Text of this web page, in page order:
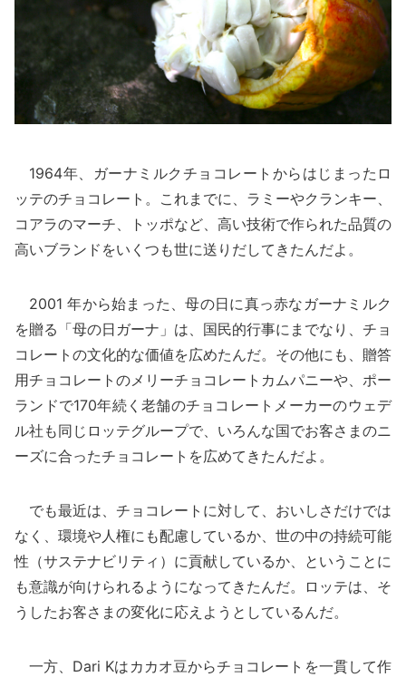
1964年、ガーナミルクチョコレートからはじまったロ
ッテのチョコレート。これまでに、ラミーやクランキー、
コアラのマーチ、トッポなど、高い技術で作られた品質の
高いブランドをいくつも世に送りだしてきたんだよ。
2001 年から始まった、母の日に真っ赤なガーナミルク
を贈る「母の日ガーナ」は、国民的行事にまでなり、チョ
コレートの文化的な価値を広めたんだ。その他にも、贈答
用チョコレートのメリーチョコレートカムパニーや、ポー
ランドで170年続く老舗のチョコレートメーカーのウェデ
ル社も同じロッテグループで、いろんな国でお客さまのニ
ーズに合ったチョコレートを広めてきたんだよ。
でも最近は、チョコレートに対して、おいしさだけでは
なく、環境や人権にも配慮しているか、世の中の持続可能
性（サステナビリティ）に貢献しているか、ということに
も意識が向けられるようになってきたんだ。ロッテは、そ
うしたお客さまの変化に応えようとしているんだ。
一方、Dari Kはカカオ豆からチョコレートを一貫して作